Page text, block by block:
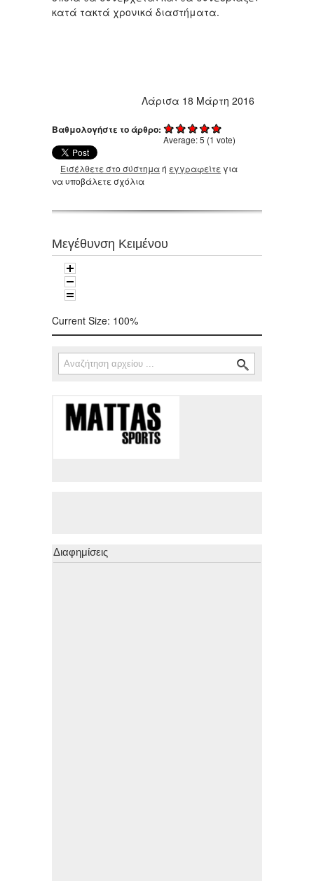
κατά τακτά χρονικά διαστήματα.
Λάρισα 18 Μάρτη 2016
Βαθμολογήστε το άρθρο:
Average:5 (1 vote)
Εισέλθετε στο σύστημαή εγγραφείτε για
να υποβάλετε σχόλια
Μεγέθυνση Κειμένου
Current Size: 100%
Φόρμα αναζήτησης
Αναζήτηση
Διαφημίσεις